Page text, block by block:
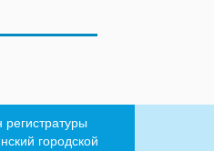
городской